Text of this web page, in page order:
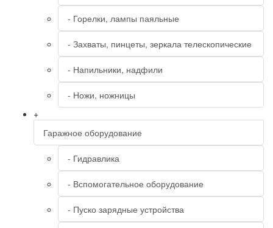
- Горелки, лампы паяльные
- Захваты, пинцеты, зеркала телескопические
- Напильники, надфили
- Ножи, ножницы
+
Гаражное оборудование
- Гидравлика
- Вспомогательное оборудование
- Пуско зарядные устройства